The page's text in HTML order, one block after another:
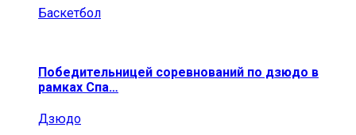
Баскетбол
Победительницей соревнований по дзюдо в
рамках Спа…
Дзюдо